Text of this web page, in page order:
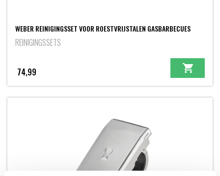
WEBER REINIGINGSSET VOOR ROESTVRIJSTALEN GASBARBECUES
REINIGINGSSETS
74,99